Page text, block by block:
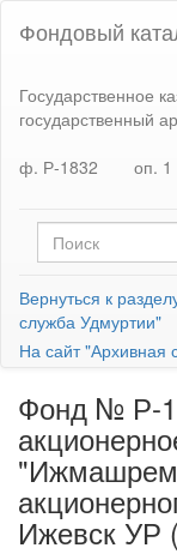
Фондовый
Государственное
государственный
ф. Р-1832
оп. 1
Вернуться к
служба Удмуртии"
На сайт "Архивная
Фонд № Р-
Ижевск УР